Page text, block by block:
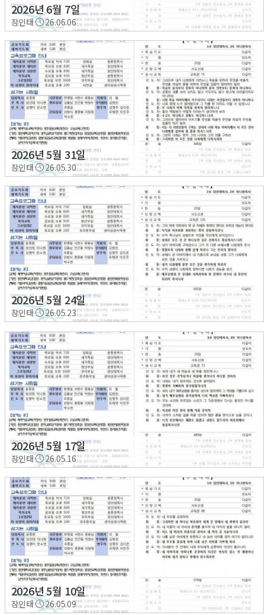
2026년 6월 7일
장인태 26.06.06
2026년 5월 31일
장인태 26.05.30
2026년 5월 24일
장인태 26.05.23
2026년 5월 17일
장인태 26.05.16
2026년 5월 10일
장인태 26.05.09